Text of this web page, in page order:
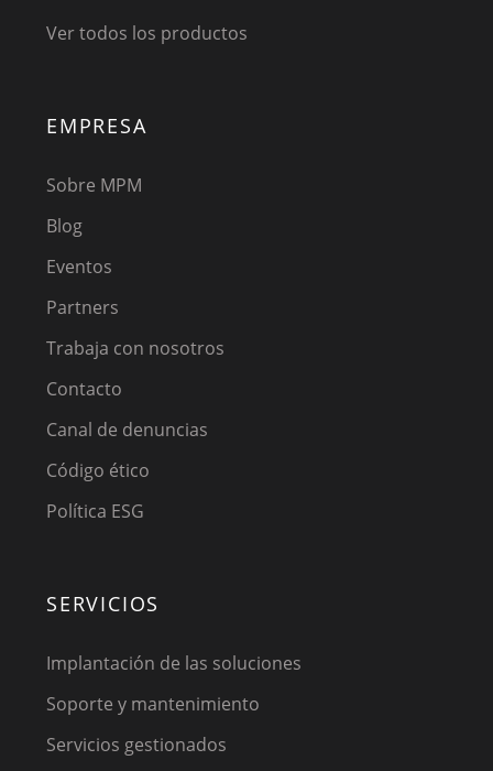
Ver todos los productos
EMPRESA
Sobre MPM
Blog
Eventos
Partners
Trabaja con nosotros
Contacto
Canal de denuncias
Código ético
Política ESG
SERVICIOS
Implantación de las soluciones
Soporte y mantenimiento
Servicios gestionados